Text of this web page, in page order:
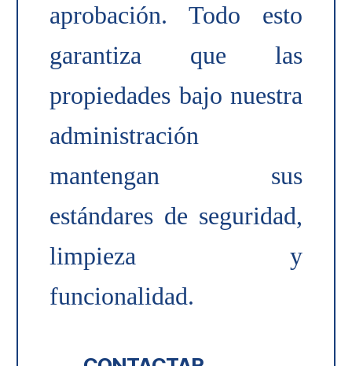
aprobación. Todo esto
garantiza que las
propiedades bajo nuestra
administración
mantengan sus
estándares de seguridad,
limpieza y
funcionalidad.